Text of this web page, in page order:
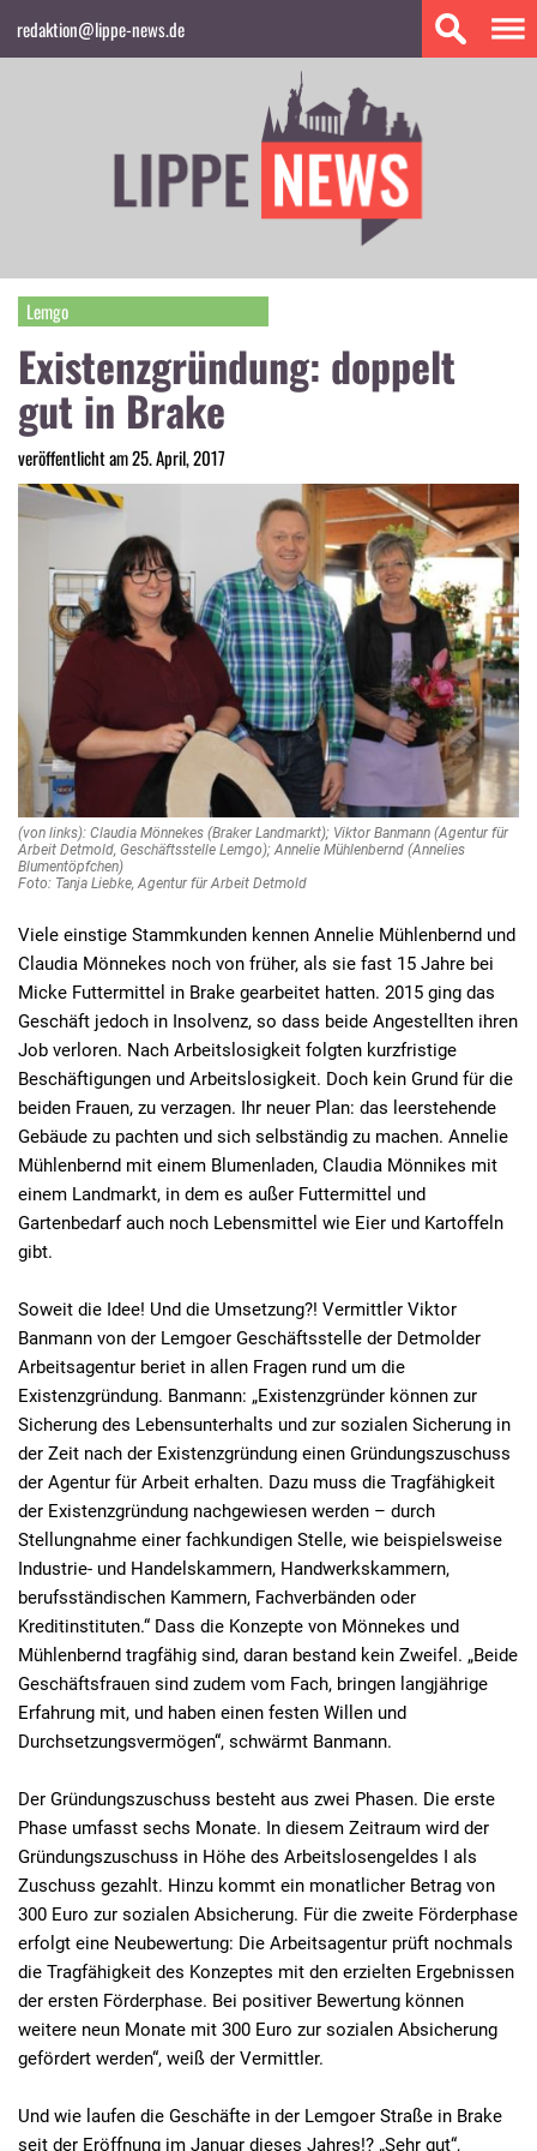
redaktion@lippe-news.de
Lemgo
Existenzgründung: doppelt
gut in Brake
veröffentlicht am 25. April, 2017
(von links): Claudia Mönnekes (Braker Landmarkt); Viktor Banmann (Agentur für
Arbeit Detmold, Geschäftsstelle Lemgo); Annelie Mühlenbernd (Annelies
Blumentöpfchen)
Foto: Tanja Liebke, Agentur für Arbeit Detmold
Viele einstige Stammkunden kennen Annelie Mühlenbernd und
Claudia Mönnekes noch von früher, als sie fast 15 Jahre bei
Micke Futtermittel in Brake gearbeitet hatten. 2015 ging das
Geschäft jedoch in Insolvenz, so dass beide Angestellten ihren
Job verloren. Nach Arbeitslosigkeit folgten kurzfristige
Beschäftigungen und Arbeitslosigkeit. Doch kein Grund für die
beiden Frauen, zu verzagen. Ihr neuer Plan: das leerstehende
Gebäude zu pachten und sich selbständig zu machen. Annelie
Mühlenbernd mit einem Blumenladen, Claudia Mönnikes mit
einem Landmarkt, in dem es außer Futtermittel und
Gartenbedarf auch noch Lebensmittel wie Eier und Kartoffeln
gibt.
Soweit die Idee! Und die Umsetzung?! Vermittler Viktor
Banmann von der Lemgoer Geschäftsstelle der Detmolder
Arbeitsagentur beriet in allen Fragen rund um die
Existenzgründung. Banmann: „Existenzgründer können zur
Sicherung des Lebensunterhalts und zur sozialen Sicherung in
der Zeit nach der Existenzgründung einen Gründungszuschuss
der Agentur für Arbeit erhalten. Dazu muss die Tragfähigkeit
der Existenzgründung nachgewiesen werden – durch
Stellungnahme einer fachkundigen Stelle, wie beispielsweise
Industrie- und Handelskammern, Handwerkskammern,
berufsständischen Kammern, Fachverbänden oder
Kreditinstituten.“ Dass die Konzepte von Mönnekes und
Mühlenbernd tragfähig sind, daran bestand kein Zweifel. „Beide
Geschäftsfrauen sind zudem vom Fach, bringen langjährige
Erfahrung mit, und haben einen festen Willen und
Durchsetzungsvermögen“, schwärmt Banmann.
Der Gründungszuschuss besteht aus zwei Phasen. Die erste
Phase umfasst sechs Monate. In diesem Zeitraum wird der
Gründungszuschuss in Höhe des Arbeitslosengeldes I als
Zuschuss gezahlt. Hinzu kommt ein monatlicher Betrag von
300 Euro zur sozialen Absicherung. Für die zweite Förderphase
erfolgt eine Neubewertung: Die Arbeitsagentur prüft nochmals
die Tragfähigkeit des Konzeptes mit den erzielten Ergebnissen
der ersten Förderphase. Bei positiver Bewertung können
weitere neun Monate mit 300 Euro zur sozialen Absicherung
gefördert werden“, weiß der Vermittler.
Und wie laufen die Geschäfte in der Lemgoer Straße in Brake
seit der Eröffnung im Januar dieses Jahres!? „Sehr gut“,